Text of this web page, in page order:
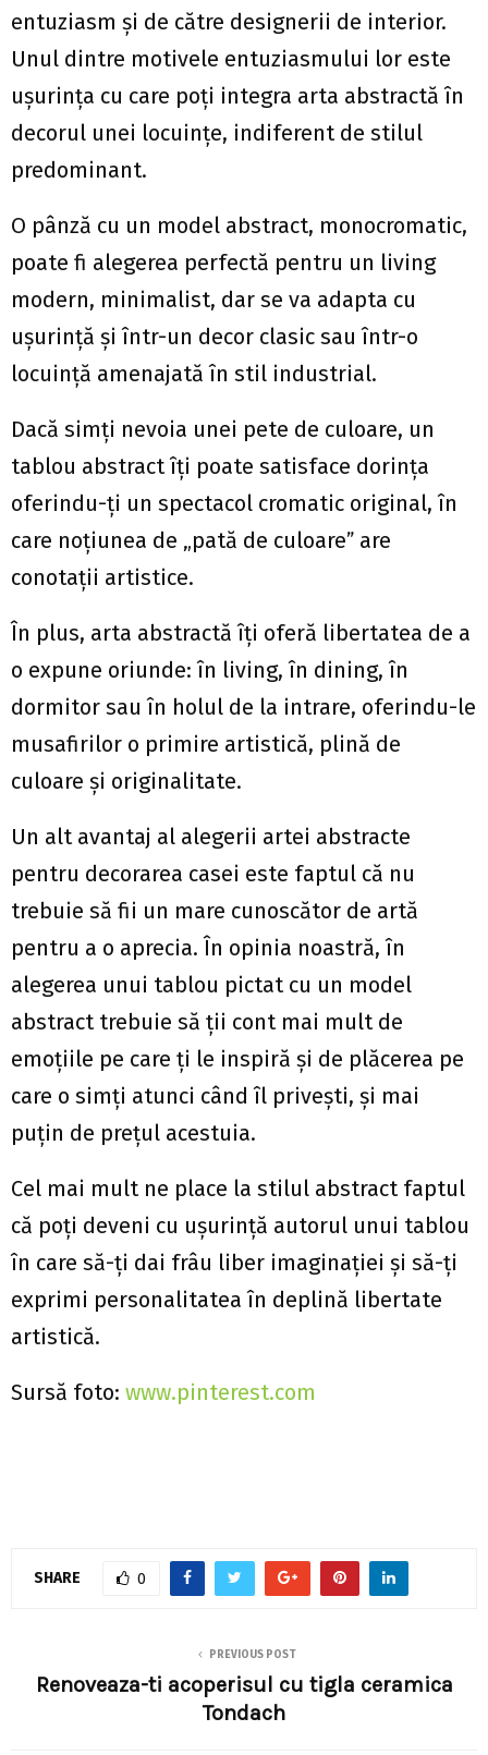
entuziasm și de către designerii de interior.
Unul dintre motivele entuziasmului lor este
ușurința cu care poți integra arta abstractă în
decorul unei locuințe, indiferent de stilul
predominant.
O pânză cu un model abstract, monocromatic,
poate fi alegerea perfectă pentru un living
modern, minimalist, dar se va adapta cu
ușurință și într-un decor clasic sau într-o
locuință amenajată în stil industrial.
Dacă simți nevoia unei pete de culoare, un
tablou abstract îți poate satisface dorința
oferindu-ți un spectacol cromatic original, în
care noțiunea de „pată de culoareˮ are
conotații artistice.
În plus, arta abstractă îți oferă libertatea de a
o expune oriunde: în living, în dining, în
dormitor sau în holul de la intrare, oferindu-le
musafirilor o primire artistică, plină de
culoare și originalitate.
Un alt avantaj al alegerii artei abstracte
pentru decorarea casei este faptul că nu
trebuie să fii un mare cunoscător de artă
pentru a o aprecia. În opinia noastră, în
alegerea unui tablou pictat cu un model
abstract trebuie să ții cont mai mult de
emoțiile pe care ți le inspiră și de plăcerea pe
care o simți atunci când îl privești, și mai
puțin de prețul acestuia.
Cel mai mult ne place la stilul abstract faptul
că poți deveni cu ușurință autorul unui tablou
în care să-ți dai frâu liber imaginației și să-ți
exprimi personalitatea în deplină libertate
artistică.
Sursă foto: www.pinterest.com
SHARE 0
PREVIOUS POST
Renoveaza-ti acoperisul cu tigla ceramica
Tondach